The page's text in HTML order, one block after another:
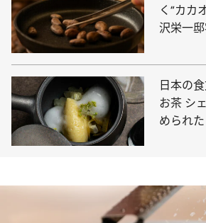
く“カカ
沢栄一
日本の
お茶 シ
められ